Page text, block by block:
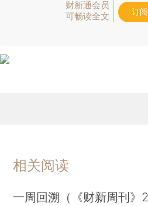
财新通会员
可畅读全文
订
相关阅读
一周回溯（《财新周刊》